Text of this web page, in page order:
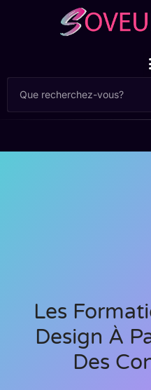
Les
Design À
Des